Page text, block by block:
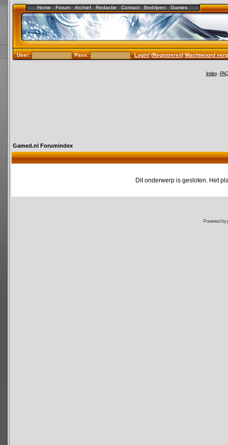
Home Forum Archief Redactie Contact Bedrijven Games
User: Pass: Login!(Registreren)Wachtwoord
Index-FAQ
Gamed.nl Forumindex
Dit onderwerp is gesloten. Het
Powered by